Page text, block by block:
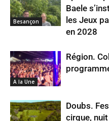
Besançon
Baele
les Jeux
en 2028
A la Une
Région.
Doubs.
cirque,